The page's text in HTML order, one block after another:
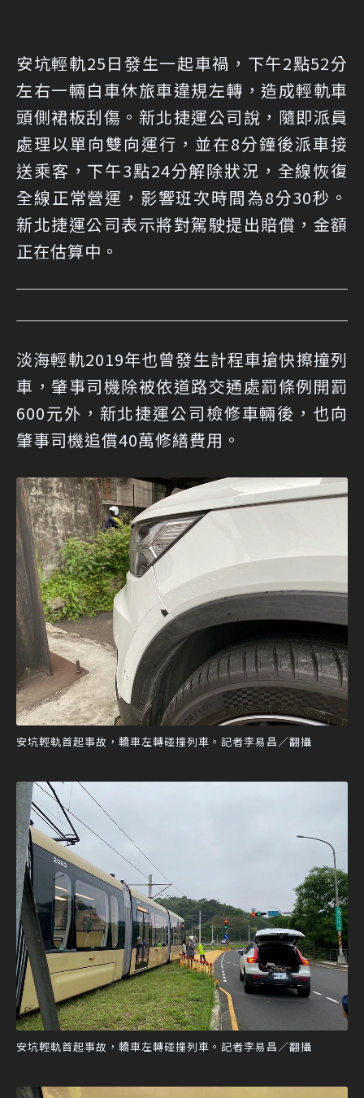
安坑輕軌25日發生一起車禍，下午2點52分
左右一輛白車休旅車違規左轉，造成輕軌車
頭側裙板刮傷。新北捷運公司說，隨即派員
處理以單向雙向運行，並在8分鐘後派車接
送乘客，下午3點24分解除狀況，全線恢復
全線正常營運，影響班次時間為8分30秒。
新北捷運公司表示將對駕駛提出賠償，金額
正在估算中。
淡海輕軌2019年也曾發生計程車搶快擦撞列
車，肇事司機除被依道路交通處罰條例開罰
600元外，新北捷運公司檢修車輛後，也向
肇事司機追償40萬修繕費用。
安坑輕軌首起事故，轎車左轉碰撞列車。記者李易昌／翻攝
安坑輕軌首起事故，轎車左轉碰撞列車。記者李易昌／翻攝